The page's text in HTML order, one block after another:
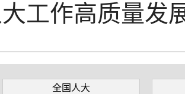
工作高质量发
全国人大